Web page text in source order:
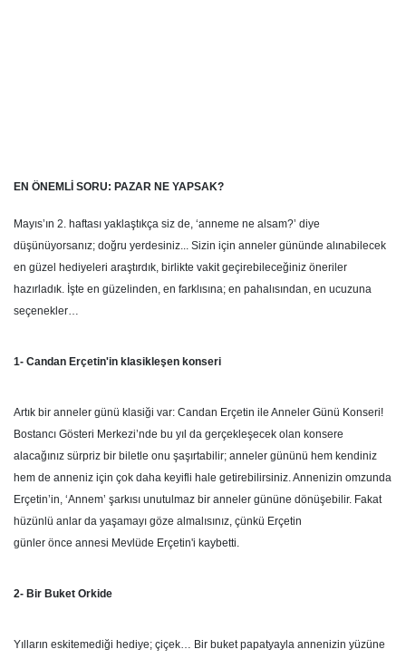
EN ÖNEMLİ SORU: PAZAR NE YAPSAK?
Mayıs’ın 2. haftası yaklaştıkça siz de, ‘anneme ne alsam?’ diye
düşünüyorsanız; doğru yerdesiniz... Sizin için anneler gününde alınabilecek
en güzel hediyeleri araştırdık, birlikte vakit geçirebileceğiniz öneriler
hazırladık. İşte en güzelinden, en farklısına; en pahalısından, en ucuzuna
seçenekler…
1- Candan Erçetin'in klasikleşen konseri
Artık bir anneler günü klasiği var: Candan Erçetin ile Anneler Günü Konseri!
Bostancı Gösteri Merkezi’nde bu yıl da gerçekleşecek olan konsere
alacağınız sürpriz bir biletle onu şaşırtabilir; anneler gününü hem kendiniz
hem de anneniz için çok daha keyifli hale getirebilirsiniz. Annenizin omzunda
Erçetin’in, ‘Annem’ şarkısı unutulmaz bir anneler gününe dönüşebilir. Fakat
hüzünlü anlar da yaşamayı göze almalısınız, çünkü Erçetin
günler önce annesi Mevlüde Erçetin'i kaybetti.
2- Bir Buket Orkide
Yılların eskitemediği hediye; çiçek… Bir buket papatyayla annenizin yüzüne